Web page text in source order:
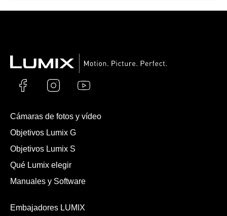
Cámaras de fotos y vídeo
Objetivos Lumix G
Objetivos Lumix S
Qué Lumix elegir
Manuales y Software
Embajadores LUMIX